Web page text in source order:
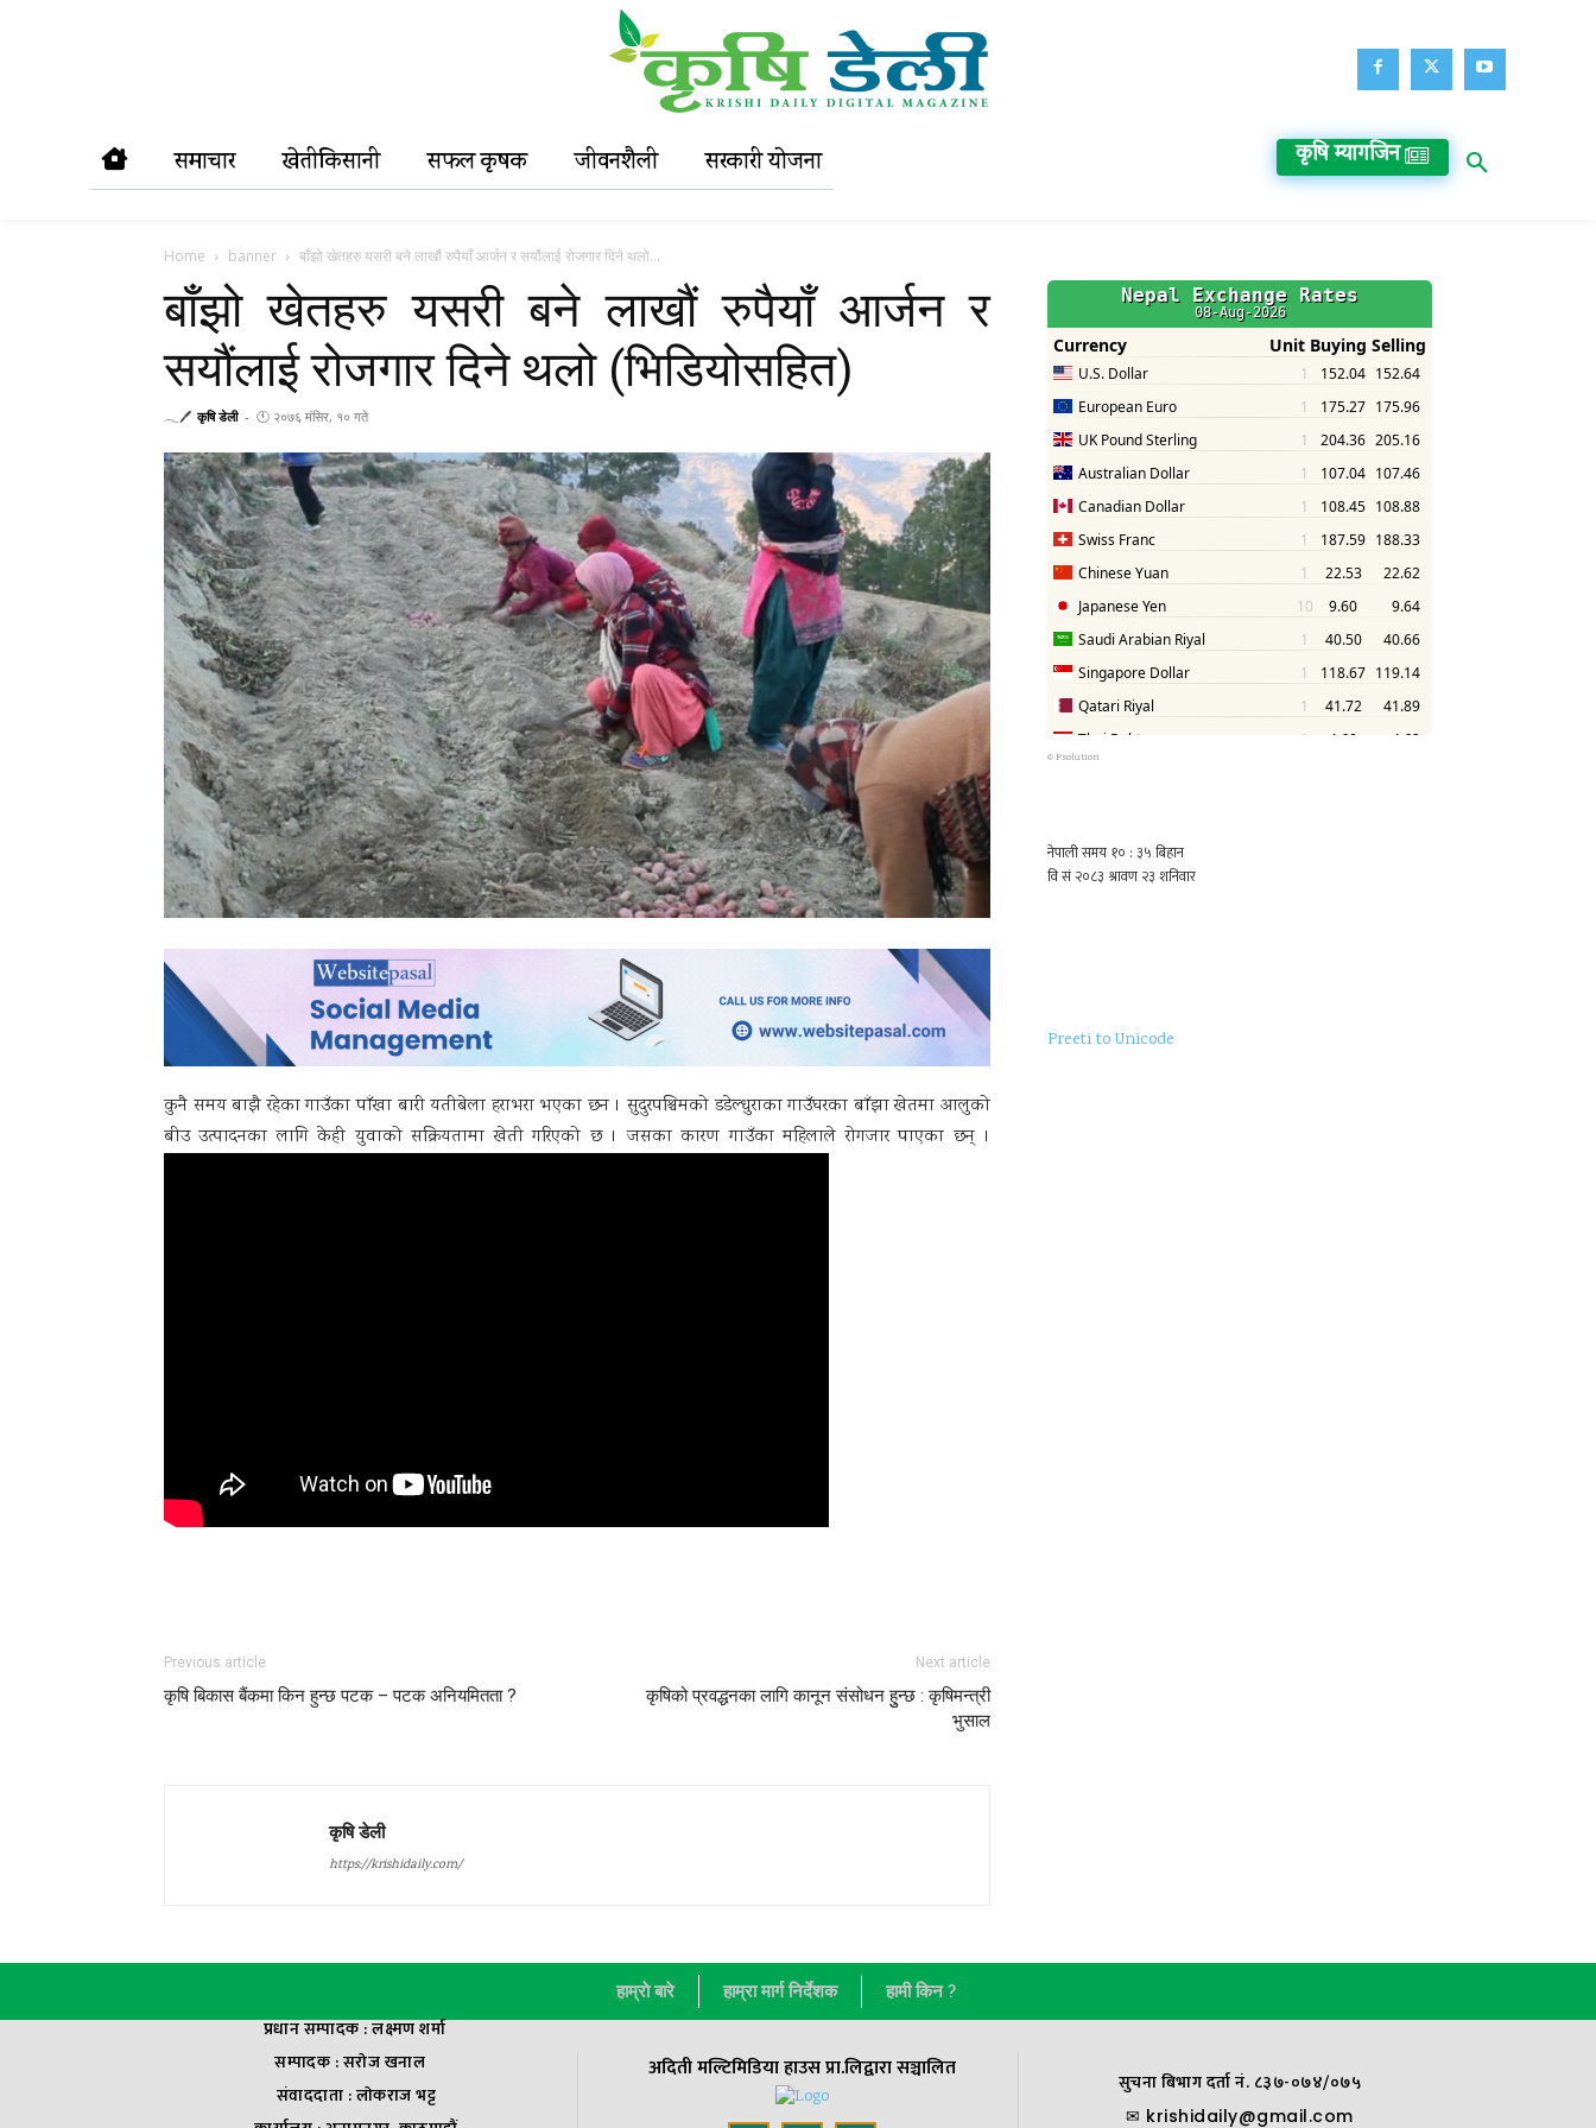
समाचार खेतीकिसानी सफल कृषक जीवनशैली सरकारी याेजना कृषि म्यागजिन
Home banner बाँझो खेतहरु यसरी बने लाखौं रुपैयाँ आर्जन र सयौंलाई रोजगार दिने थलो...
बाँझो खेतहरु यसरी बने लाखौं रुपैयाँ आर्जन र
सयौंलाई रोजगार दिने थलो (भिडियोसहित)
𓂃🖊 कृषि डेली - 🕚 २०७६ मंसिर, १० गते
कुनै समय बाझै रहेका गाउँका पाँखा बारी यतीबेला हराभरा भएका छन । सुदुरपश्चिमको डडेल्धुराका गाउँघरका बाँझा खेतमा आलुको
बीउ उत्पादनका लागि केही युवाको सक्रियतामा खेती गरिएको छ । जसका कारण गाउँका महिलाले रोगजार पाएका छन् ।
Previous article
कृषि बिकास बैंकमा किन हुन्छ पटक – पटक अनियमितता ?
Next article
कृषिको प्रवद्धनका लागि कानून संसोधन हुुन्छ : कृषिमन्त्री
भुसाल
कृषि डेली
https://krishidaily.com/
© Psolution
Preeti to Unicode
हाम्राे बारे हाम्रा मार्ग निर्देशक हामी किन ?
प्रधान सम्पादक : लक्ष्मण शर्मा
सम्पादक : सराेज खनाल
संवाददाता : लाेकराज भट्ट
अदिती मल्टिमिडिया हाउस प्रा.लिद्वारा सञ्चालित सुचना बिभाग दर्ता नं. ८३७-०७४/०७५
✉ krishidaily@gmail.com